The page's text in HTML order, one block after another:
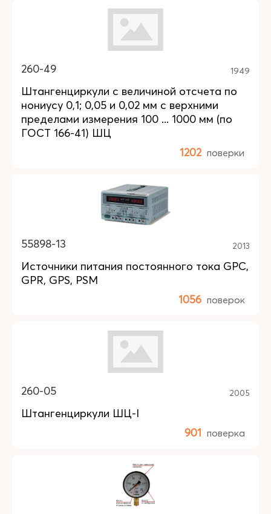
260-49 1949
Штангенциркули с величиной отсчета по
нониусу 0,1; 0,05 и 0,02 мм с верхними
пределами измерения 100 ... 1000 мм (по
ГОСТ 166-41) ШЦ
1202 поверки
55898-13 2013
Источники питания постоянного тока GPC,
GPR, GPS, PSM
1056 поверок
260-05 2005
Штангенциркули ШЦ-I
901 поверка